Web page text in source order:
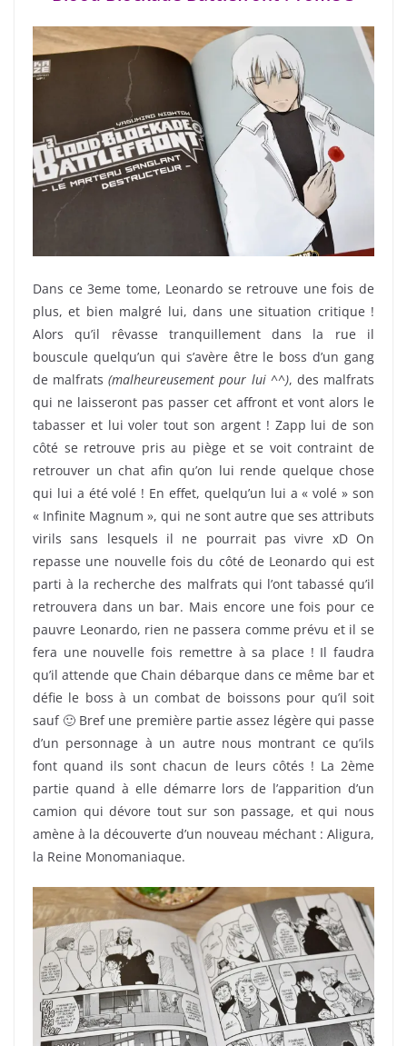
Dans ce 3eme tome, Leonardo se retrouve une fois de
plus, et bien malgré lui, dans une situation critique !
Alors qu’il rêvasse tranquillement dans la rue il
bouscule quelqu’un qui s’avère être le boss d’un gang
de malfrats(malheureusement pour lui ^^), des malfrats
qui ne laisseront pas passer cet affront et vont alors le
tabasser et lui voler tout son argent ! Zapp lui de son
côté se retrouve pris au piège et se voit contraint de
retrouver un chat afin qu’on lui rende quelque chose
qui lui a été volé ! En effet, quelqu’un lui a « volé » son
« Infinite Magnum », qui ne sont autre que ses attributs
virils sans lesquels il ne pourrait pas vivre xD On
repasse une nouvelle fois du côté de Leonardo qui est
parti à la recherche des malfrats qui l’ont tabassé qu’il
retrouvera dans un bar. Mais encore une fois pour ce
pauvre Leonardo, rien ne passera comme prévu et il se
fera une nouvelle fois remettre à sa place ! Il faudra
qu’il attende que Chain débarque dans ce même bar et
défie le boss à un combat de boissons pour qu’il soit
sauf 🙂 Bref une première partie assez légère qui passe
d’un personnage à un autre nous montrant ce qu’ils
font quand ils sont chacun de leurs côtés ! La 2ème
partie quand à elle démarre lors de l’apparition d’un
camion qui dévore tout sur son passage, et qui nous
amène à la découverte d’un nouveau méchant : Aligura,
la Reine Monomaniaque.